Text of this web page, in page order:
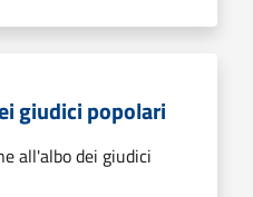
giudici popolari
all'albo dei giudici